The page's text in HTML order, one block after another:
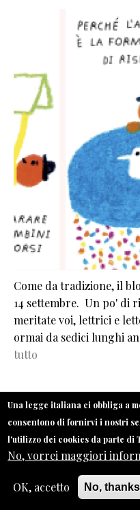
Come da tradizione, il
14 settembre. Un po' di
meritate voi, lettrici e
ormai da sedici lunghi
tutto
VAI AL
Una legge italiana ci obbliga a
consentono di fornirvi i nostri
l'utilizzo dei cookies da parte di
No, vorrei maggiori
OK, accetto No, thanks